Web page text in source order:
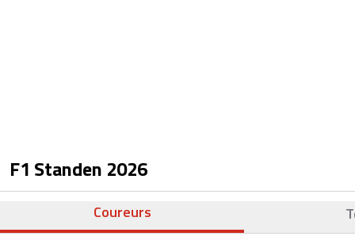
F1 Standen 2026
Coureurs